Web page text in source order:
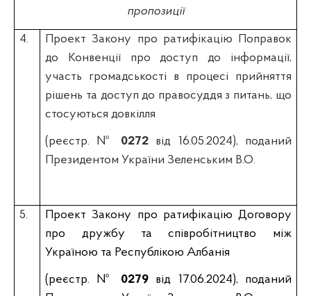
пропозиції
4.
Проект Закону про ратифікацію Поправок
до Конвенції про доступ до інформації,
участь громадськості в процесі прийняття
рішень та доступ до правосуддя з питань, що
стосуються довкілля
(реєстр. № 0272 від 16.05.2024), поданий
Президентом України Зеленським В.О.
5.
Проект Закону про ратифікацію Договору
про дружбу та співробітництво між
Україною та Республікою Албанія
(реєстр. № 0279 від 17.06.2024), поданий